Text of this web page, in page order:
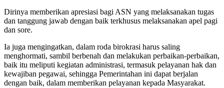
Dirinya memberikan apresiasi bagi ASN yang melaksanakan tugas
dan tanggung jawab dengan baik terkhusus melaksanakan apel pagi
dan sore.
Ia juga mengingatkan, dalam roda birokrasi harus saling
menghormati, sambil berbenah dan melakukan perbaikan-perbaikan,
baik itu meliputi kegiatan administrasi, termasuk pelayanan hak dan
kewajiban pegawai, sehingga Pemerintahan ini dapat berjalan
dengan baik, dalam memberikan pelayanan kepada Masyarakat.